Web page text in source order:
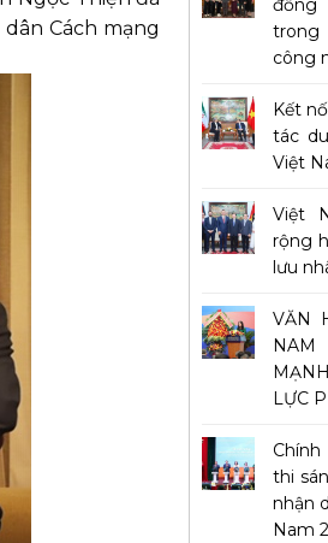
Cách mạng
đồng
trong
công
Kết
tác
Việt
Việt
rộng
lưu
VĂN
LỰC
thi
nhận
Nam